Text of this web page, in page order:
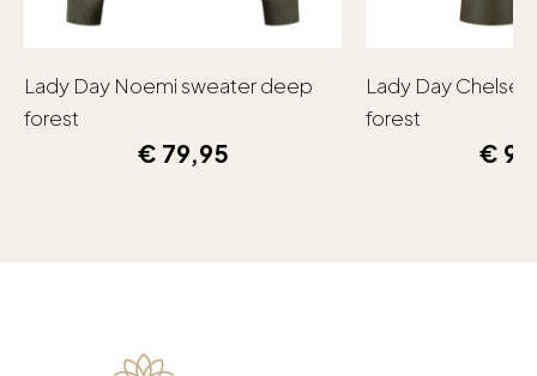
Lady Day Noemi sweater deep
forest
€ 79,95
Lady Day
forest
€